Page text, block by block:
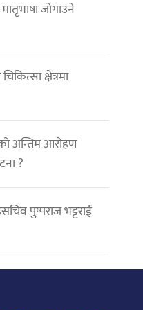
जोगाउने
क्षेत्रमा
अन्तिम आरोहण
?
पुष्पराज भट्टराई